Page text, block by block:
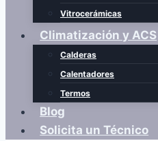
Vitrocerámicas
Climatización y ACS
Calderas
Calentadores
Termos
Blog
Solicita un Técnico